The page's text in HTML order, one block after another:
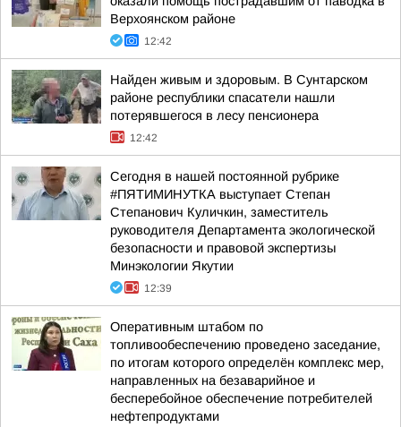
Верхоянском районе
12:42
Найден живым и здоровым. В Сунтарском
районе республики спасатели нашли
потерявшегося в лесу пенсионера
12:42
Сегодня в нашей постоянной рубрике
#ПЯТИМИНУТКА выступает Степан
Степанович Куличкин, заместитель
руководителя Департамента экологической
безопасности и правовой экспертизы
Минэкологии Якутии
12:39
Оперативным штабом по
топливообеспечению проведено заседание,
по итогам которого определён комплекс мер,
направленных на безаварийное и
бесперебойное обеспечение потребителей
нефтепродуктами